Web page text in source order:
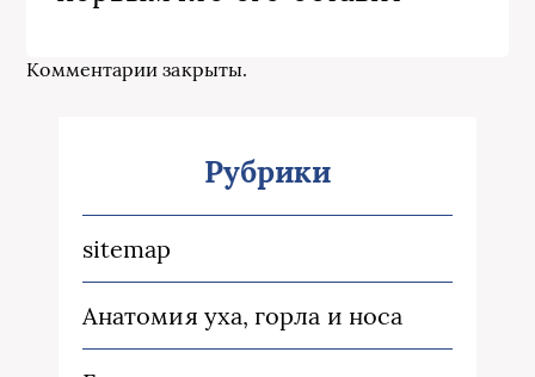
Комментарии закрыты.
Рубрики
sitemap
Анатомия уха, горла и носа